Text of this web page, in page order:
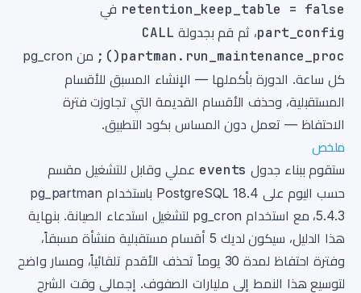
retention_keep_table = false في
part_config، ثم قم بجدولة CALL
partman.run_maintenance_proc();
من pg_cron
كل ساعة. الدورة بأكملها — الإنشاء المسبق للأقسام
المستقبلية، وحذف الأقسام القديمة التي تجاوزت فترة
الاحتفاظ — تعمل دون المساس بكود التطبيق.
ملخص
ستقوم ببناء جدول events عملي وقابل للتشغيل مقسم
حسب اليوم على PostgreSQL 18.4 باستخدام pg_partman
5.4.3، مع استخدام pg_cron لتشغيل استدعاء الصيانة. بنهاية
هذا الدليل، سيكون لديك 5 أقسام مستقبلية منشأة مسبقاً،
وفترة احتفاظ لمدة 30 يوماً تحذف الأقدم تلقائياً، ومسار واضح
لتوسيع هذا النمط إلى مليارات الصفوف. إجمالي وقت الشرح